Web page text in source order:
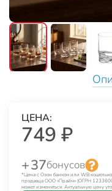
ЦЕНА:
749 ₽
+ 37бонусов
*Цена с Озон банком или WB
продавца ООО «Прайм» (ОГРН
может изменяться. Актуальную цену